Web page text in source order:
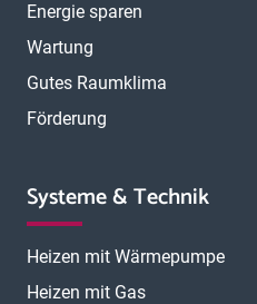
Energie sparen
Wartung
Gutes Raumklima
Förderung
Systeme & Technik
Heizen mit Wärmepumpe
Heizen mit Gas